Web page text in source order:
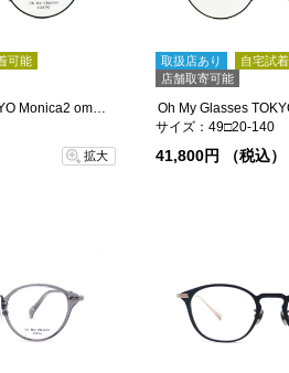
可能
拡大
取扱店あり
自宅試
店舗取寄可能
サイズ：49□20-140
41,800円 （税込）